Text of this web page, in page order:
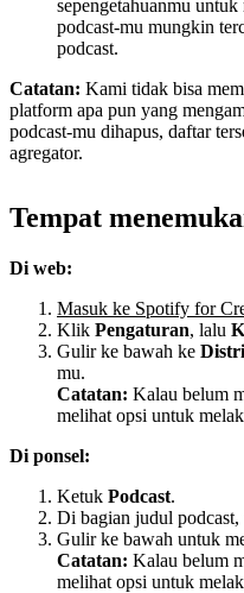
sepengetahuanmu
podcast-mu mungkin
podcast.
Catatan: Kami tidak bisa
platform apa pun yang
podcast-mu dihapus, daftar
agregator.
Tempat
Di web:
Masuk ke Spotify for
Klik Pengaturan, lalu
Gulir ke bawah ke
mu.
Catatan: Kalau belum
melihat opsi untuk
Di ponsel:
Ketuk Podcast.
Di bagian judul podcast,
Gulir ke bawah untuk
Catatan: Kalau belum
melihat opsi untuk